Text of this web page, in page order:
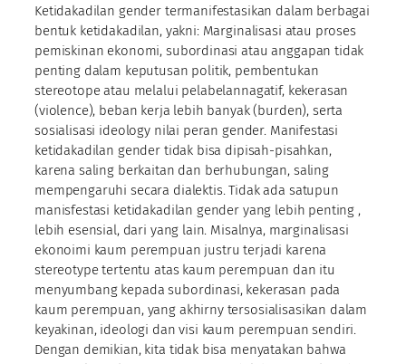
Ketidakadilan gender termanifestasikan dalam berbagai
bentuk ketidakadilan, yakni: Marginalisasi atau proses
pemiskinan ekonomi, subordinasi atau anggapan tidak
penting dalam keputusan politik, pembentukan
stereotope atau melalui pelabelannagatif, kekerasan
(violence), beban kerja lebih banyak (burden), serta
sosialisasi ideology nilai peran gender. Manifestasi
ketidakadilan gender tidak bisa dipisah-pisahkan,
karena saling berkaitan dan berhubungan, saling
mempengaruhi secara dialektis. Tidak ada satupun
manisfestasi ketidakadilan gender yang lebih penting ,
lebih esensial, dari yang lain. Misalnya, marginalisasi
ekonoimi kaum perempuan justru terjadi karena
stereotype tertentu atas kaum perempuan dan itu
menyumbang kepada subordinasi, kekerasan pada
kaum perempuan, yang akhirny tersosialisasikan dalam
keyakinan, ideologi dan visi kaum perempuan sendiri.
Dengan demikian, kita tidak bisa menyatakan bahwa